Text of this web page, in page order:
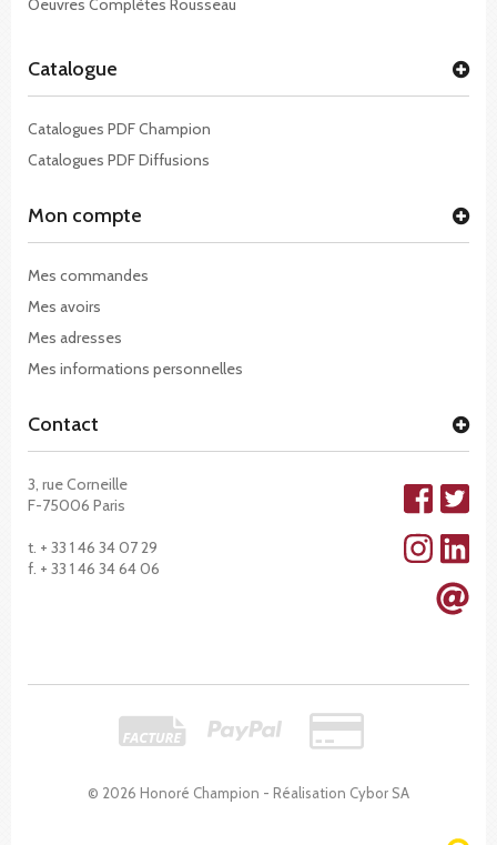
© 2026 Honoré Champion - Réalisation Cybor SA
Oeuvres Complètes Rousseau
Catalogue
Catalogues PDF Champion
Catalogues PDF Diffusions
Mon compte
Mes commandes
Mes avoirs
Mes adresses
Mes informations personnelles
Contact
3, rue Corneille
F-75006 Paris
t. + 33 1 46 34 07 29
f. + 33 1 46 34 64 06